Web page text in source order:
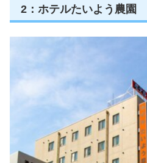
2：ホテルたいよう農園